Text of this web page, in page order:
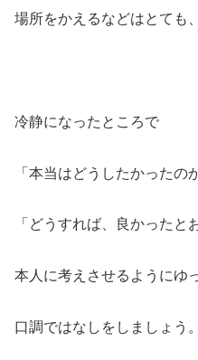
場所をかえるなどはとても
冷静になったところで
「本当はどうしたかったの
「どうすれば、良かったと
本人に考えさせるようにゆ
口調ではなしをしましょう。